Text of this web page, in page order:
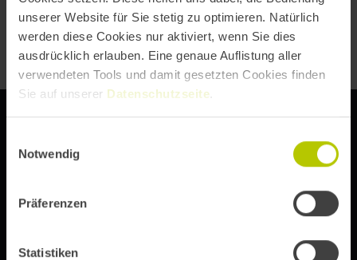
unserer Website für Sie stetig zu optimieren. Natürlich
werden diese Cookies nur aktiviert, wenn Sie dies
ausdrücklich erlauben. Eine genaue Auflistung aller
verwendeten Tools und damit gesetzten Cookies finden
Sie auf unserer Datenschutzseite
Notwendig
Präferenzen
Statistiken
Abonniere unseren Newsletter, um immer über Event-